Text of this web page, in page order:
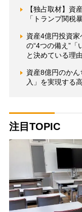
【独占取材】資
「トランプ関税
資産4億円投資
の“4つの備え”「
と決めている理由
資産8億円のか
入」を実現する
注目TOPIC